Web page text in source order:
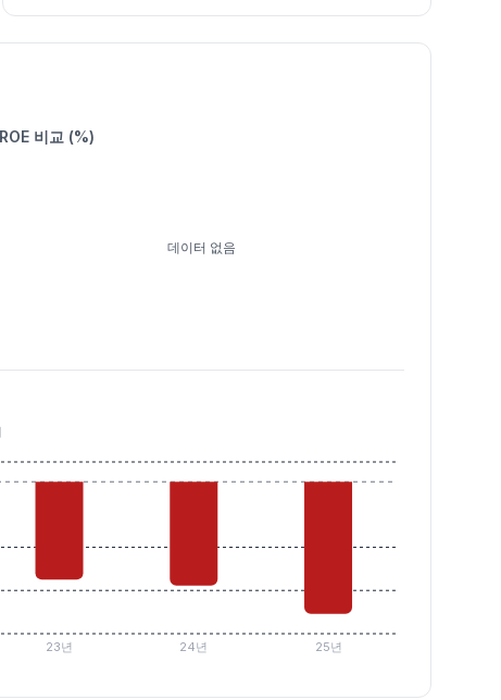
ROE 비교 (%)
데이터 없음
23년 24년 25년